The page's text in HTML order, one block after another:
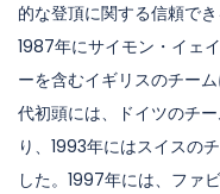
的な登頂に関する信頼で
1987年にサイモン・イェ
ーを含むイギリスのチー
代初頭には、ドイツのチ
り、1993年にはスイスの
した。1997年には、ファ